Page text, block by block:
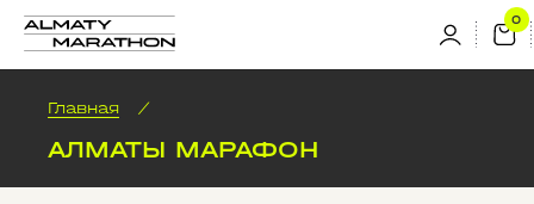
Главная /
АЛМАТЫ МАРАФОН